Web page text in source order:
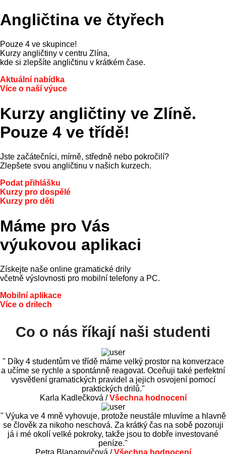
Angličtina ve čtyřech
Pouze 4 ve skupince!
Kurzy angličtiny v centru Zlína,
kde si zlepšíte angličtinu v krátkém čase.
Aktuální nabídka
Více o naší výuce
Kurzy angličtiny ve Zlíně.
Pouze 4 ve třídě!
Jste začátečníci, mírně, středně nebo pokročilí?
Zlepšete svou angličtinu v našich kurzech.
Podat přihlášku
Kurzy pro dospělé
Kurzy pro děti
Máme pro Vás
výukovou aplikaci
Získejte naše online gramatické drily
včetně výslovnosti pro mobilní telefony a PC.
Mobilní aplikace
Více o drilech
Co o nás říkají naši studenti
" Díky 4 studentům ve třídě máme velký prostor na konverzace
a učíme se rychle a spontánně reagovat. Oceňuji také perfektní
vysvětlení gramatických pravidel a jejich osvojení pomocí
praktických drilů."
Karla Kadlečková /Všechna hodnocení
" Výuka ve 4 mně vyhovuje, protože neustále mluvíme a hlavně
se člověk za nikoho neschová. Za krátký čas na sobě pozoruji
já i mé okolí velké pokroky, takže jsou to dobře investované
peníze."
Petra Blanarovičová /Všechna hodnocení